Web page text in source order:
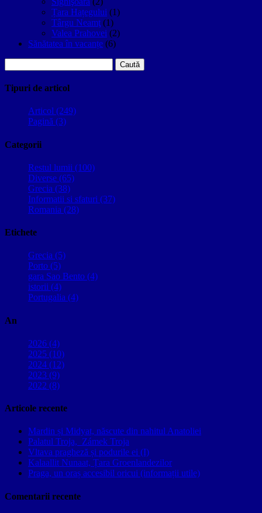
Țara Hațegului (1)
Târgu Neamţ (1)
Valea Prahovei (2)
Sănătatea în vacanțe (6)
după:
Tipuri de articol
Articol (249)
Pagină (3)
Categorii
Restul lumii (100)
Diverse (65)
Grecia (38)
Informatii si sfaturi (37)
Romania (28)
Etichete
Grecia (5)
Porto (5)
gara Sao Bento (4)
istorii (4)
Portugalia (4)
An
2026 (4)
2025 (10)
2024 (12)
2023 (9)
2022 (8)
Articole recente
Mardin și Midyat, născute din nahitul Anatoliei
Palatul Troja, Zámek Troja
Vltava pragheză și podurile ei (I)
Kalaallit Nunaat, Țara Groenlandezilor
Praga, un oraș accesibil oricui (informații utile)
Comentarii recente